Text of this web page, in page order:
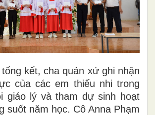
kết, cha quản xứ ghi nhận
của các em thiếu nhi trong
giáo lý và tham dự sinh hoạt
suốt năm học. Cô Anna Phạm